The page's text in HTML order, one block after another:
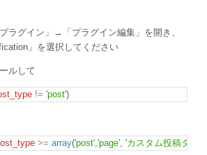
ラグイン」→「プラグイン編集」を開き、
」を選択してください
ルして
!= 'post')
>= array('post' ,'page' 'カスタム投稿タイ
Copy